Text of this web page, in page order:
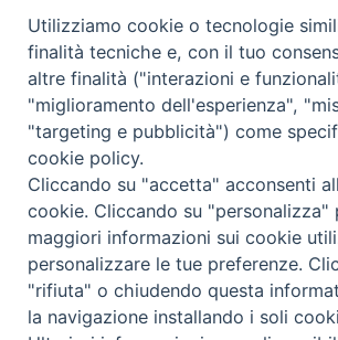
Scrivici
Copyright © 2019 - Tutti i
Trentina Editrice
Privacy Policy
Utilizziamo cookie o tecnologie
finalità tecniche e, con il tuo
altre finalità ("interazioni e
"miglioramento dell'esperienza",
"targeting e pubblicità") come
cookie policy.
Cliccando su "accetta" acconsenti
cookie. Cliccando su "personalizza"
maggiori informazioni sui cookie
personalizzare le tue preferenze.
"rifiuta" o chiudendo questa
la navigazione installando i soli